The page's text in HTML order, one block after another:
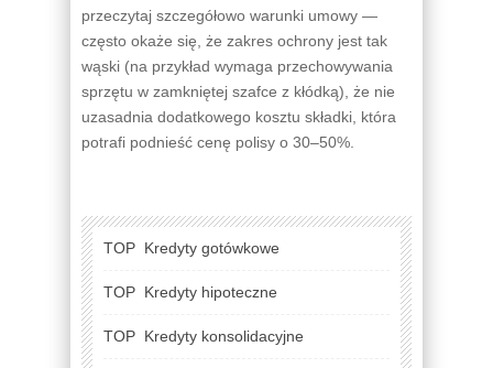
przeczytaj szczegółowo warunki umowy —
często okaże się, że zakres ochrony jest tak
wąski (na przykład wymaga przechowywania
sprzętu w zamkniętej szafce z kłódką), że nie
uzasadnia dodatkowego kosztu składki, która
potrafi podnieść cenę polisy o 30–50%.
TOP Kredyty gotówkowe
TOP Kredyty hipoteczne
TOP Kredyty konsolidacyjne